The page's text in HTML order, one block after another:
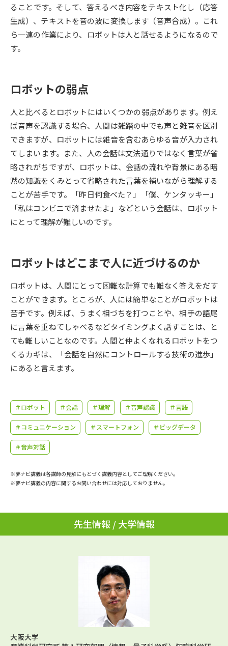
デジタルパンフレット 進路の３択
新学年スタート号特集ページ
（高3生用）
新学年スタート号特集ページ
オープンキャンパスなどを調べる
オープンキャンパス検索 実施プログラムから探す
来場型・Web型イベント特集 夢ナビライブ
受験準備 資料検索
志望校・出願校を調べる
併願校選び 受験スケジュールを立てよう
先輩が入学を決めた理由 テレメール全国一斉進学調査
新生活お役立ちガイド
学問発見 学問検索
学問のミニ講義「夢ナビ講義」 学問分野解説
学問の教科書
ユーザーサポート
お支払いについて
テレメール進学カタログ
訂正のご案内
ることです。そして、答えるべき内容をテキスト化し（応答
生成）、テキストを音の波に変換します（音声合成）。これ
ら一連の作業により、ロボットは人と話せるようになるので
す。
ロボットの弱点
人と比べるとロボットにはいくつかの弱点があります。例え
ば音声を認識する場合、人間は雑踏の中でも声と雑音を区別
できますが、ロボットには雑音を含むあらゆる音が入力され
てしまいます。また、人の会話は文法通りではなく言葉が省
略されがちですが、ロボットは、会話の流れや背景にある暗
黙の知識をくみとって省略された言葉を補いながら理解する
ことが苦手です。「昨日何食べた？」「僕、ケンタッキー」
「私はコンビニで済ませたよ」などという会話は、ロボット
にとって理解が難しいのです。
ロボットはどこまで人に近づけるのか
ロボットは、人間にとって困難な計算でも難なく答えをだす
ことができます。ところが、人には簡単なことがロボットは
苦手です。例えば、うまく相づちを打つことや、相手の語尾
に言葉を重ねてしゃべるなどタイミングよく話すことは、と
ても難しいことなのです。人間と仲よくなれるロボットをつ
くるカギは、「会話を自然にコントロールする技術の進歩」
にあると言えます。
＃ロボット ＃会話 ＃理解 ＃音声認識 ＃言語
＃コミュニケーション ＃スマートフォン ＃ビッグデータ
＃音声対話
※夢ナビ講義は各講師の見解にもとづく講義内容としてご理解ください。
※夢ナビ講義の内容に関するお問い合わせには対応しておりません。
先生情報 / 大学情報
大阪大学